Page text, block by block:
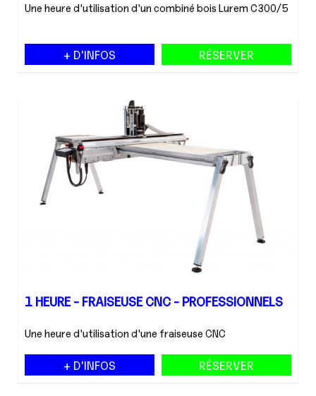
Une heure d'utilisation d'un combiné bois Lurem C300/5
RÉSERVER
+ D'INFOS
1 HEURE - FRAISEUSE CNC - PROFESSIONNELS
Une heure d'utilisation d'une fraiseuse CNC
RÉSERVER
+ D'INFOS